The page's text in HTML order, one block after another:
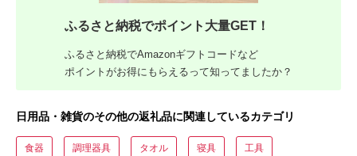
ふるさと納税でポイント大量GET！
ふるさと納税でAmazonギフトコードなど
ポイントがお得にもらえるって知ってましたか？
日用品・雑貨のその他の返礼品に関連しているカテゴリ
食器 調理器具 タオル 寝具 工具